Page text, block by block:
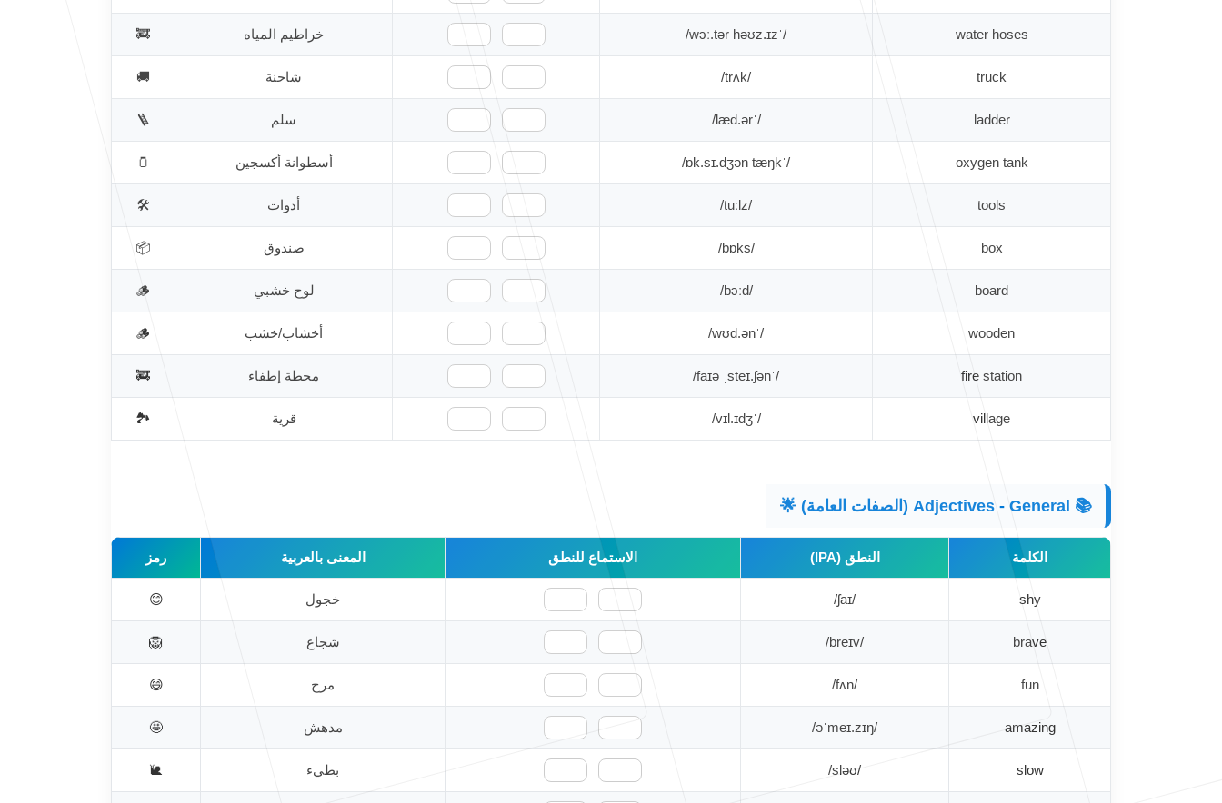
water hoses
/ˈwɔː.tər həʊz.ɪz/ خراطيم المياه 🚒
truck
/trʌk/ شاحنة 🚚
ladder
/ˈlæd.ər/ سلم 🪜
oxygen tank
/ˈɒk.sɪ.dʒən tæŋk/ أسطوانة أكسجين 🫙
tools
/tuːlz/ أدوات 🛠️
box
/bɒks/ صندوق 📦
board
/bɔːd/ لوح خشبي 🪵
wooden
/ˈwʊd.ən/ أخشاب/خشب 🪵
fire station
/ˈfaɪə ˌsteɪ.ʃən/ محطة إطفاء 🚒
village
/ˈvɪl.ɪdʒ/ قرية 🏞️
📚 Adjectives - General (الصفات العامة) 🌟
الكلمة النطق (IPA) الاستماع للنطق المعنى بالعربية رمز
shy
/ʃaɪ/ خجول 😊
brave
/breɪv/ شجاع 🦁
fun
/fʌn/ مرح 😄
amazing
/əˈmeɪ.zɪŋ/ مدهش 🤩
slow
/sləʊ/ بطيء 🐌